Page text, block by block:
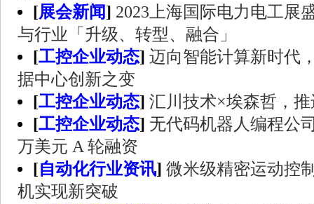
[展会新闻] 2023上海国际电力电工展
与行业「升级、转型、融合」
[工控企业动态] 迈向智能计算新时代
据中心创新之变
[工控企业动态] 汇川技术×埃森哲，
[工控企业动态] 无代码机器人编程公
万美元 A 轮融资
[自动化行业资讯] 微米级精密运动控
机实现新突破